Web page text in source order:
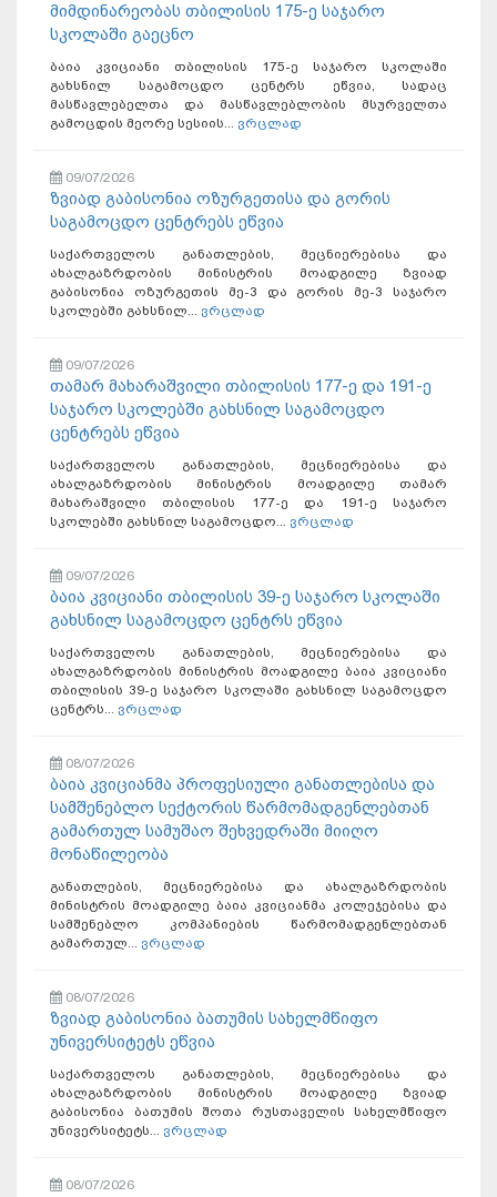
მიმდინარეობას თბილისის 175-ე საჯარო
სკოლაში გაეცნო
ბაია კვიციანი თბილისის 175-ე საჯარო სკოლაში
გახსნილ საგამოცდო ცენტრს ეწვია, სადაც
მასწავლებელთა და მასწავლებლობის მსურველთა
გამოცდის მეორე სესიის... ვრცლად
09/07/2026
ზვიად გაბისონია ოზურგეთისა და გორის
საგამოცდო ცენტრებს ეწვია
საქართველოს განათლების, მეცნიერებისა და
ახალგაზრდობის მინისტრის მოადგილე ზვიად
გაბისონია ოზურგეთის მე-3 და გორის მე-3 საჯარო
სკოლებში გახსნილ... ვრცლად
09/07/2026
თამარ მახარაშვილი თბილისის 177-ე და 191-ე
საჯარო სკოლებში გახსნილ საგამოცდო
ცენტრებს ეწვია
საქართველოს განათლების, მეცნიერებისა და
ახალგაზრდობის მინისტრის მოადგილე თამარ
მახარაშვილი თბილისის 177-ე და 191-ე საჯარო
სკოლებში გახსნილ საგამოცდო... ვრცლად
09/07/2026
ბაია კვიციანი თბილისის 39-ე საჯარო სკოლაში
გახსნილ საგამოცდო ცენტრს ეწვია
საქართველოს განათლების, მეცნიერებისა და
ახალგაზრდობის მინისტრის მოადგილე ბაია კვიციანი
თბილისის 39-ე საჯარო სკოლაში გახსნილ საგამოცდო
ცენტრს... ვრცლად
08/07/2026
ბაია კვიციანმა პროფესიული განათლებისა და
სამშენებლო სექტორის წარმომადგენლებთან
გამართულ სამუშაო შეხვედრაში მიიღო
მონაწილეობა
განათლების, მეცნიერებისა და ახალგაზრდობის
მინისტრის მოადგილე ბაია კვიციანმა კოლეჯებისა და
სამშენებლო კომპანიების წარმომადგენლებთან
გამართულ... ვრცლად
08/07/2026
ზვიად გაბისონია ბათუმის სახელმწიფო
უნივერსიტეტს ეწვია
საქართველოს განათლების, მეცნიერებისა და
ახალგაზრდობის მინისტრის მოადგილე ზვიად
გაბისონია ბათუმის შოთა რუსთაველის სახელმწიფო
უნივერსიტეტს... ვრცლად
08/07/2026